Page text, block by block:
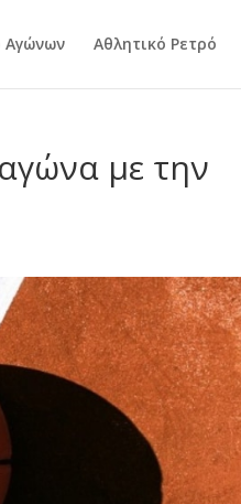
Αγώνων Αθλητικό Ρετρό
με την